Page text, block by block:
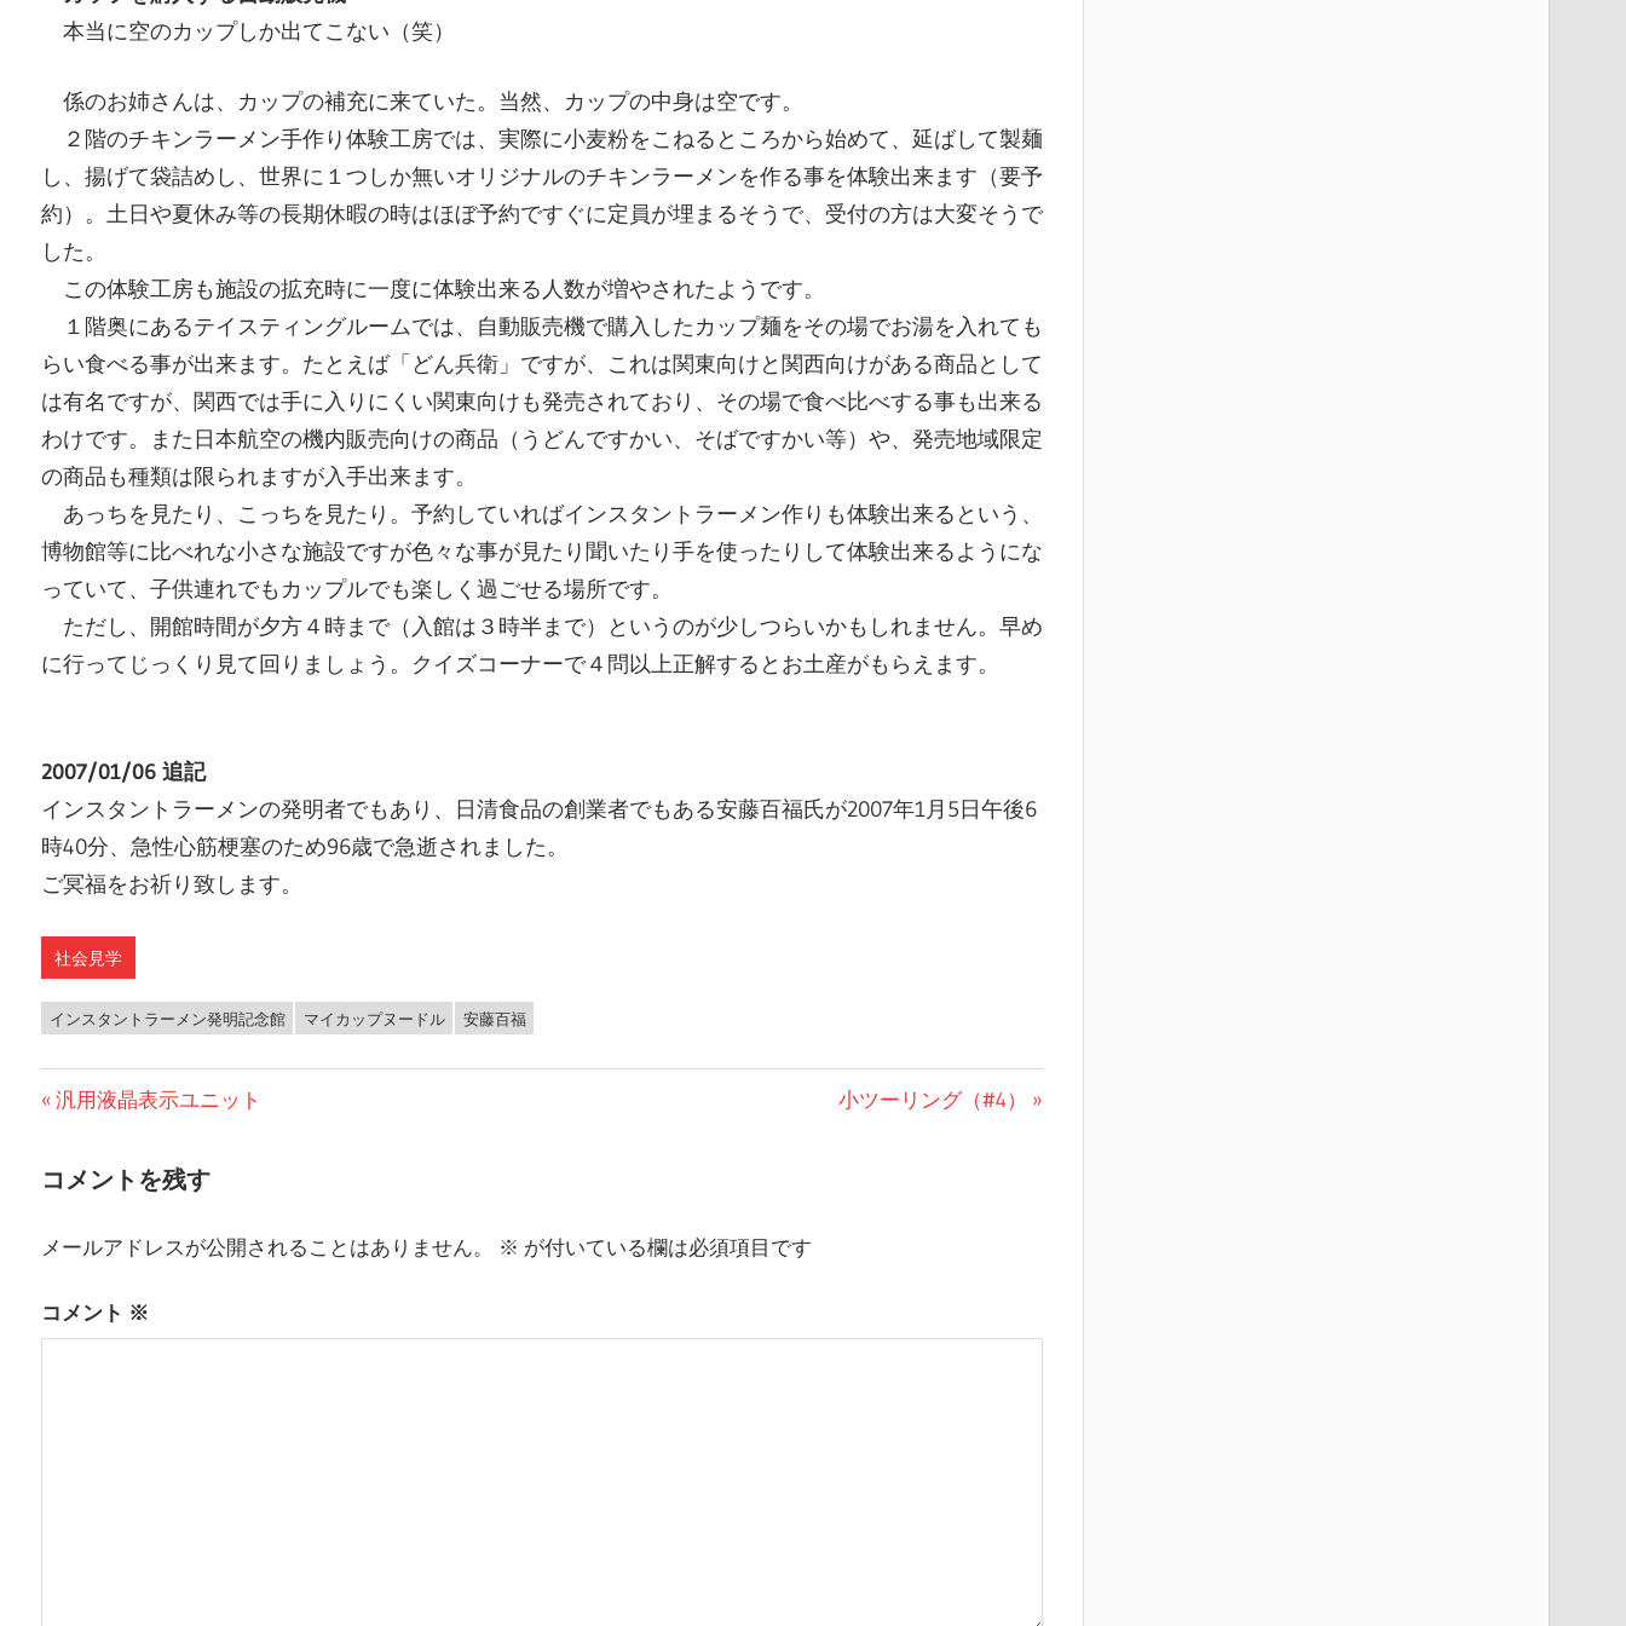
本当に空のカップしか出てこない（笑）
係のお姉さんは、カップの補充に来ていた。当然、カップの中身は空です。
２階のチキンラーメン手作り体験工房では、実際に小麦粉をこねるところから始めて、延ばして製麺
し、揚げて袋詰めし、世界に１つしか無いオリジナルのチキンラーメンを作る事を体験出来ます（要予
約）。土日や夏休み等の長期休暇の時はほぼ予約ですぐに定員が埋まるそうで、受付の方は大変そうで
した。
この体験工房も施設の拡充時に一度に体験出来る人数が増やされたようです。
１階奥にあるテイスティングルームでは、自動販売機で購入したカップ麺をその場でお湯を入れても
らい食べる事が出来ます。たとえば「どん兵衛」ですが、これは関東向けと関西向けがある商品として
は有名ですが、関西では手に入りにくい関東向けも発売されており、その場で食べ比べする事も出来る
わけです。また日本航空の機内販売向けの商品（うどんですかい、そばですかい等）や、発売地域限定
の商品も種類は限られますが入手出来ます。
あっちを見たり、こっちを見たり。予約していればインスタントラーメン作りも体験出来るという、
博物館等に比べれな小さな施設ですが色々な事が見たり聞いたり手を使ったりして体験出来るようにな
っていて、子供連れでもカップルでも楽しく過ごせる場所です。
ただし、開館時間が夕方４時まで（入館は３時半まで）というのが少しつらいかもしれません。早め
に行ってじっくり見て回りましょう。クイズコーナーで４問以上正解するとお土産がもらえます。
2007/01/06 追記
インスタントラーメンの発明者でもあり、日清食品の創業者でもある安藤百福氏が2007年1月5日午後6
時40分、急性心筋梗塞のため96歳で急逝されました。
ご冥福をお祈り致します。
社会見学
インスタントラーメン発明記念館 マイカップヌードル 安藤百福
稿
ゲ
前
投
汎用液晶表示ユニット
次
小ツーリング（#4）
コメントを残す
メールアドレスが公開されることはありません。 ※ が付いている欄は必須項目です
コメント ※